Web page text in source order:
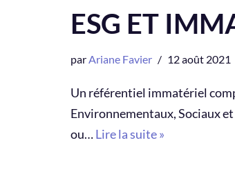
ESG ET
parAriane Favier 12 août 2021
Un référentiel immatériel
Environnementaux, Sociaux
ou…Lire la suite »